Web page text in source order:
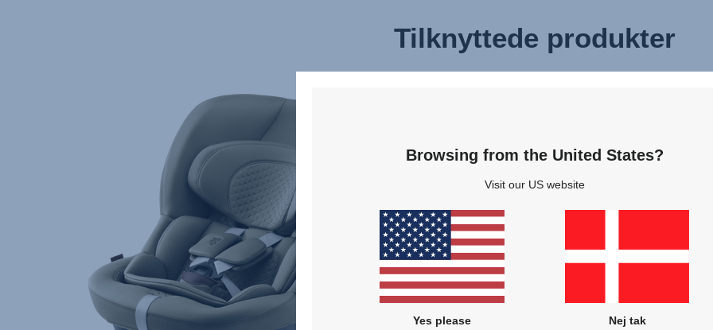
Tilknyttede produkter
Browsing from the United States?
Visit our US website
Yes please Nej tak